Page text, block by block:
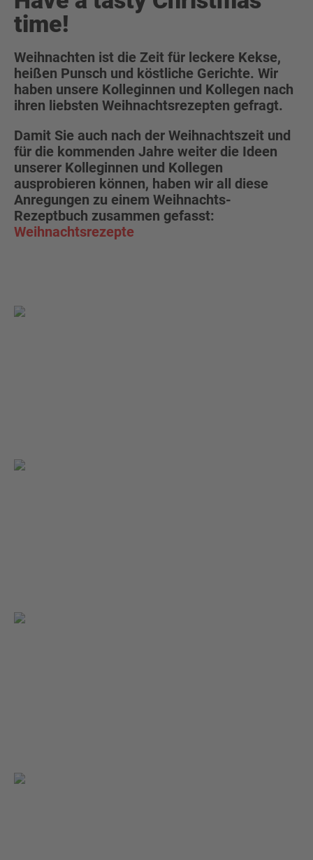
time!
Weihnachten ist die Zeit für leckere Kekse,
heißen Punsch und köstliche Gerichte. Wir
haben unsere Kolleginnen und Kollegen nach
ihren liebsten Weihnachtsrezepten gefragt.
Damit Sie auch nach der Weihnachtszeit und
für die kommenden Jahre weiter die Ideen
unserer Kolleginnen und Kollegen
ausprobieren können, haben wir all diese
Anregungen zu einem Weihnachts-
Rezeptbuch zusammen gefasst:
Weihnachtsrezepte